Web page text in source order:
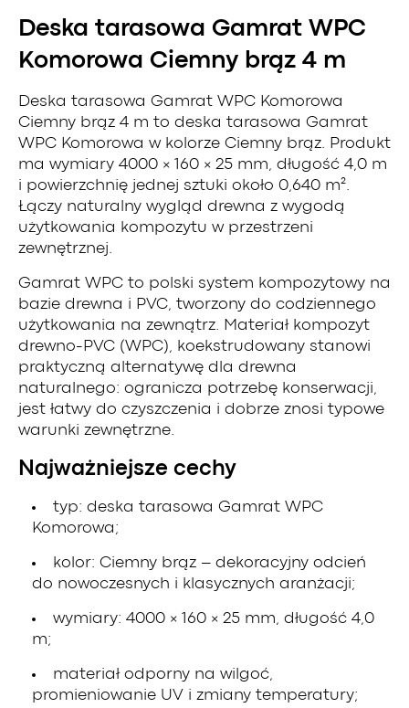
Deska tarasowa Gamrat WPC
Komorowa Ciemny brąz 4 m
Deska tarasowa Gamrat WPC Komorowa
Ciemny brąz 4 m to deska tarasowa Gamrat
WPC Komorowa w kolorze Ciemny brąz. Produkt
ma wymiary 4000 × 160 × 25 mm, długość 4,0 m
i powierzchnię jednej sztuki około 0,640 m².
Łączy naturalny wygląd drewna z wygodą
użytkowania kompozytu w przestrzeni
zewnętrznej.
Gamrat WPC to polski system kompozytowy na
bazie drewna i PVC, tworzony do codziennego
użytkowania na zewnątrz. Materiał kompozyt
drewno-PVC (WPC), koekstrudowany stanowi
praktyczną alternatywę dla drewna
naturalnego: ogranicza potrzebę konserwacji,
jest łatwy do czyszczenia i dobrze znosi typowe
warunki zewnętrzne.
Najważniejsze cechy
typ: deska tarasowa Gamrat WPC
Komorowa;
kolor: Ciemny brąz – dekoracyjny odcień
do nowoczesnych i klasycznych aranżacji;
wymiary: 4000 × 160 × 25 mm, długość 4,0
m;
materiał odporny na wilgoć,
promieniowanie UV i zmiany temperatury;